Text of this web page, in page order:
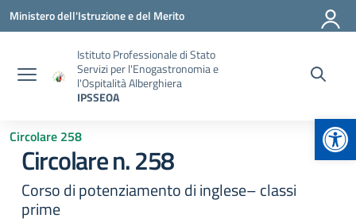
Vai ai contenuti
Vai al menu di navigazione
Vai al footer
Ministero dell'Istruzione e del Merito
Istituto Professionale di Stato
Servizi per l'Enogastronomia e
l'Ospitalità Alberghiera
IPSSEOA
Circolare 258
Circolare n. 258
Corso di potenziamento di inglese– classi
prime